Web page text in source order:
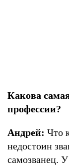
Какова
профессии?
Андрей: Что
недостоин
самозванец.